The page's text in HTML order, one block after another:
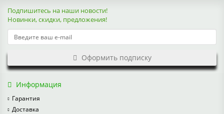
Подпишитесь на наши новости!
Новинки, скидки, предложения!
Оформить подписку
Информация
Гарантия
Доставка